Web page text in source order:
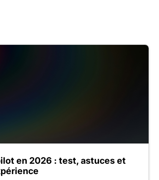
en 2026 : test, astuces et